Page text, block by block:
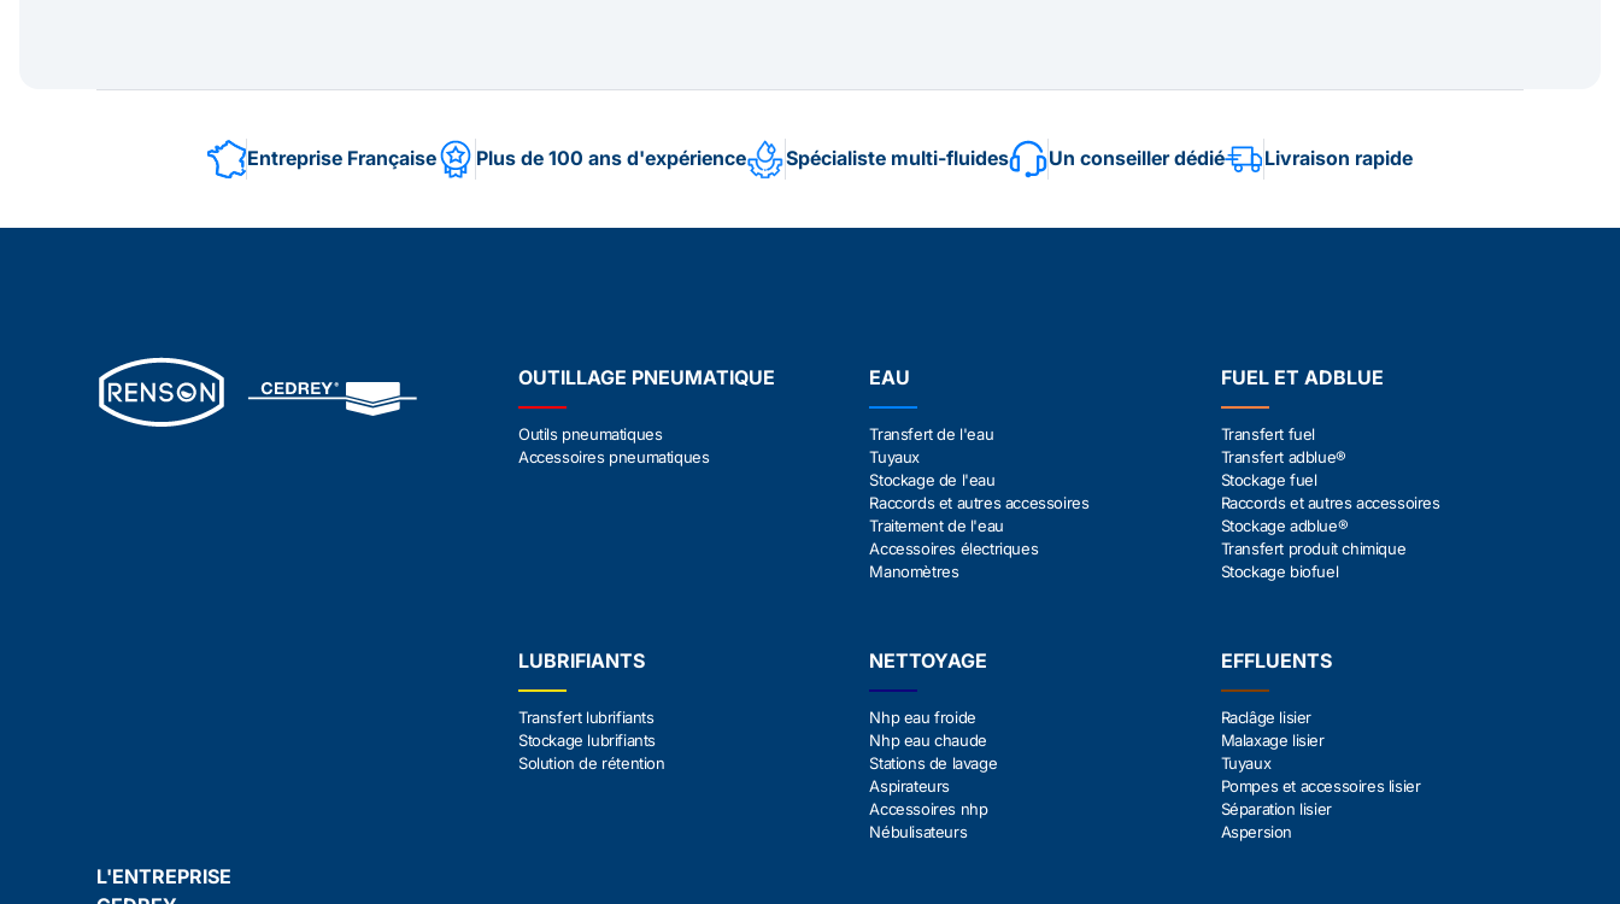
Entreprise Française Plus de 100 ans d'expérience Spécialiste multi-fluides Un conseiller dédié Livraison rapide
L'ENTREPRISE
OUTILLAGE PNEUMATIQUE
Outils pneumatiques
Accessoires pneumatiques
EAU
Transfert de l'eau
Tuyaux
Stockage de l'eau
Raccords et autres accessoires
Traitement de l'eau
Accessoires électriques
Manomètres
FUEL ET ADBLUE
Transfert fuel
Transfert adblue®
Stockage fuel
Raccords et autres accessoires
Stockage adblue®
Transfert produit chimique
Stockage biofuel
LUBRIFIANTS
Transfert lubrifiants
Stockage lubrifiants
Solution de rétention
NETTOYAGE
Nhp eau froide
Nhp eau chaude
Stations de lavage
Aspirateurs
Accessoires nhp
Nébulisateurs
EFFLUENTS
Raclâge lisier
Malaxage lisier
Tuyaux
Pompes et accessoires lisier
Séparation lisier
Aspersion